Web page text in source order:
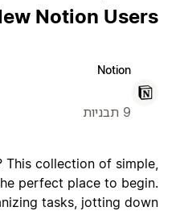
Notion Users
Notion
9 תבניות
This collection of simple,
perfect place to begin.
tasks, jotting down